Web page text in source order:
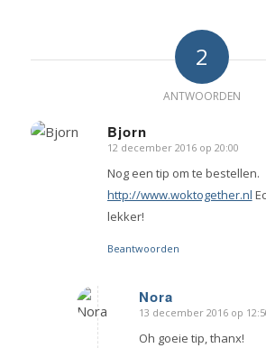
2
ANTWOORDEN
Bjorn
zegt:
12 december 2016 op 20:00
Nog een tip om te bestellen.
http://www.woktogether.nl
lekker!
Beantwoorden
Nora
zegt:
13 december 2016 op
Oh goeie tip, thanx!